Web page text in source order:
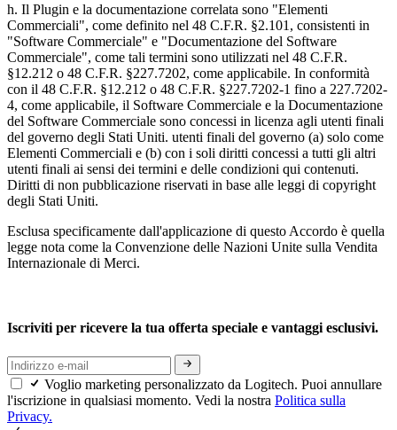
h. Il Plugin e la documentazione correlata sono "Elementi
Commerciali", come definito nel 48 C.F.R. §2.101, consistenti in
"Software Commerciale" e "Documentazione del Software
Commerciale", come tali termini sono utilizzati nel 48 C.F.R.
§12.212 o 48 C.F.R. §227.7202, come applicabile. In conformità
con il 48 C.F.R. §12.212 o 48 C.F.R. §227.7202-1 fino a 227.7202-
4, come applicabile, il Software Commerciale e la Documentazione
del Software Commerciale sono concessi in licenza agli utenti finali
del governo degli Stati Uniti. utenti finali del governo (a) solo come
Elementi Commerciali e (b) con i soli diritti concessi a tutti gli altri
utenti finali ai sensi dei termini e delle condizioni qui contenuti.
Diritti di non pubblicazione riservati in base alle leggi di copyright
degli Stati Uniti.
Esclusa specificamente dall'applicazione di questo Accordo è quella
legge nota come la Convenzione delle Nazioni Unite sulla Vendita
Internazionale di Merci.
Iscriviti per ricevere la tua offerta speciale e vantaggi esclusivi.
Voglio marketing personalizzato da Logitech. Puoi annullare
l'iscrizione in qualsiasi momento. Vedi la nostra Politica sulla
Privacy.